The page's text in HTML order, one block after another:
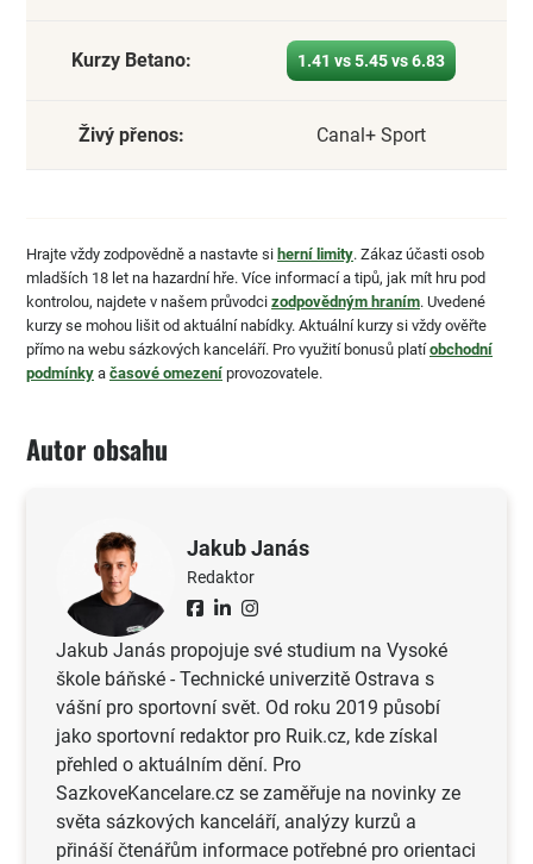
Kurzy Betano: 1.41 vs 5.45 vs 6.83
Živý přenos: Canal+ Sport
Hrajte vždy zodpovědně a nastavte si herní limity. Zákaz účasti osob
mladších 18 let na hazardní hře. Více informací a tipů, jak mít hru pod
kontrolou, najdete v našem průvodci zodpovědným hraním. Uvedené
kurzy se mohou lišit od aktuální nabídky. Aktuální kurzy si vždy ověřte
přímo na webu sázkových kanceláří. Pro využití bonusů platíobchodní
podmínky a časové omezení provozovatele.
Autor obsahu
Jakub Janás
Redaktor
Jakub Janás propojuje své studium na Vysoké
škole báňské - Technické univerzitě Ostrava s
vášní pro sportovní svět. Od roku 2019 působí
jako sportovní redaktor pro Ruik.cz, kde získal
přehled o aktuálním dění. Pro
SazkoveKancelare.cz se zaměřuje na novinky ze
světa sázkových kanceláří, analýzy kurzů a
přináší čtenářům informace potřebné pro orientaci